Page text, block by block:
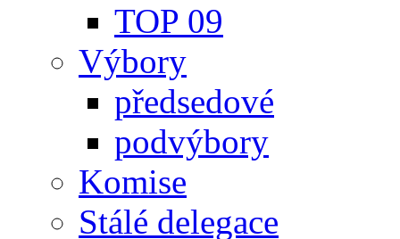
TOP 09
Výbory
předsedové
podvýbory
Komise
Stálé delegace